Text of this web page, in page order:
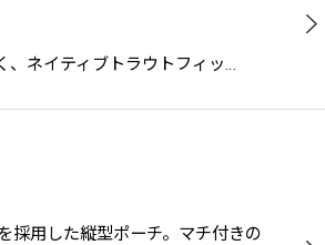
、ネイティブトラウトフィッ…
採用した縦型ポーチ。マチ付きの